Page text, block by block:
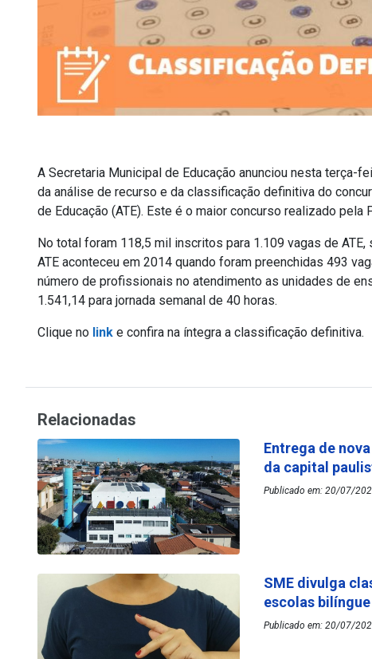
A Secretaria Municipal de Educação anunciou nesta terça-
da análise de recurso e da classificação definitiva do
de Educação (ATE). Este é o maior concurso realizado pela
No total foram 118,5 mil inscritos para 1.109 vagas de
ATE aconteceu em 2014 quando foram preenchidas 493
número de profissionais no atendimento as unidades de
1.541,14 para jornada semanal de 40 horas.
Clique no link e confira na íntegra a classificação definitiva.
Relacionadas
Entrega de
da capital
Publicado em: 20/07/
SME divulga
escolas
Publicado em: 20/07/